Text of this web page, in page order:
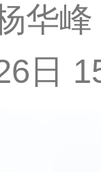
华峰
日